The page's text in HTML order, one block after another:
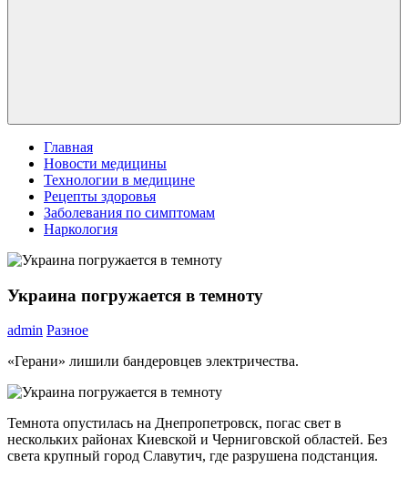
Главная
Новости медицины
Технологии в медицине
Рецепты здоровья
Заболевания по симптомам
Наркология
Украина погружается в темноту
admin Разное
«Герани» лишили бандеровцев электричества.
Темнота опустилась на Днепропетровск, погас свет в
нескольких районах Киевской и Черниговской областей. Без
света крупный город Славутич, где разрушена подстанция.